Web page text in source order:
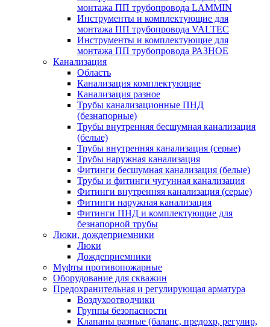
монтажа ПП трубопровода LAMMIN
Инструменты и комплектующие для
монтажа ПП трубопровода VALTEC
Инструменты и комплектующие для
монтажа ПП трубопровода РАЗНОЕ
Канализация
Область
Канализация комплектующие
Канализация разное
Трубы канализационные ПНД
(безнапорные)
Трубы внутренняя бесшумная канализация
(белые)
Трубы внутренняя канализация (серые)
Трубы наружная канализация
Фитинги бесшумная канализация (белые)
Трубы и фитинги чугунная канализация
Фитинги внутренняя канализация (серые)
Фитинги наружная канализация
Фитинги ПНД и комплектующие для
безнапорной трубы
Люки, дождеприемники
Люки
Дождеприемники
Муфты противопожарные
Оборудование для скважин
Предохранительная и регулирующая арматура
Воздухоотводчики
Группы безопасности
Клапаны разные (баланс, предохр, регулир,